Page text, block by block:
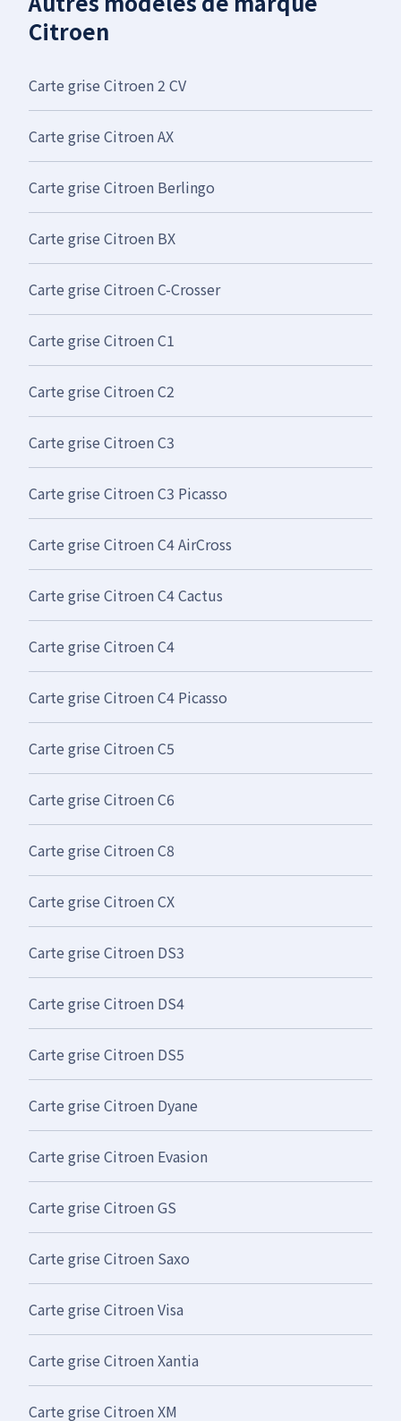
Citroen
Carte grise Citroen 2 CV
Carte grise Citroen AX
Carte grise Citroen Berlingo
Carte grise Citroen BX
Carte grise Citroen C-Crosser
Carte grise Citroen C1
Carte grise Citroen C2
Carte grise Citroen C3
Carte grise Citroen C3 Picasso
Carte grise Citroen C4 AirCross
Carte grise Citroen C4 Cactus
Carte grise Citroen C4
Carte grise Citroen C4 Picasso
Carte grise Citroen C5
Carte grise Citroen C6
Carte grise Citroen C8
Carte grise Citroen CX
Carte grise Citroen DS3
Carte grise Citroen DS4
Carte grise Citroen DS5
Carte grise Citroen Dyane
Carte grise Citroen Evasion
Carte grise Citroen GS
Carte grise Citroen Saxo
Carte grise Citroen Visa
Carte grise Citroen Xantia
Carte grise Citroen XM